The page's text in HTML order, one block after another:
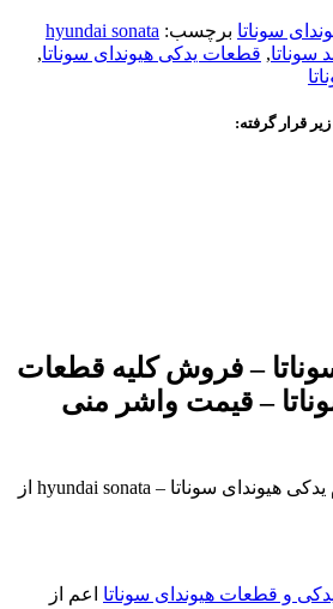
سوناتا برچسب: hyundai sonata
سوناتا, قطعات یدکی هیوندای سوناتا,
قرار گرفته:
– فروش کلیه قطعات
– قیمت واشر منی
ارائه کلیه قطعات و لوازم یدکی هیوندای سوناتا – hyundai sonata از
و قطعات هیوندای سوناتا اعم از